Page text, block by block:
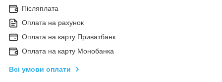
Післяплата
Оплата на рахунок
Оплата на карту Приватбанк
Оплата на карту Монобанка
Всі умови оплати